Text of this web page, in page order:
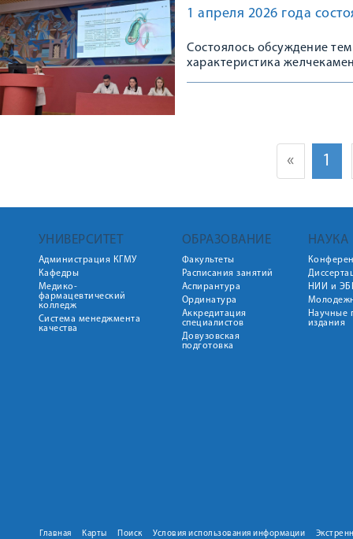
1 апреля 2026 года
Состоялось обсуждение
характеристика
« 1
УНИВЕРСИТЕТ
Администрация КГМУ
Кафедры
Медико-
фармацевтический
колледж
Система менеджмента
качества
ОБРАЗОВАНИЕ
Факультеты
Расписания занятий
Аспирантура
Ординатура
Аккредитация
специалистов
Довузовская
подготовка
НАУКА
НИИ и
Научные
издания
Главная Карты Поиск Условия использования информации